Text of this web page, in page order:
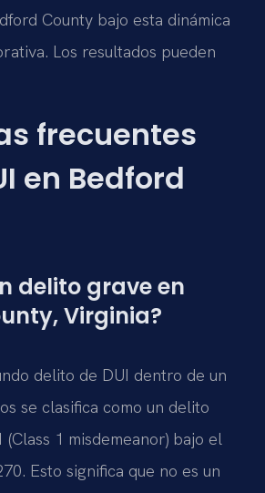
County bajo esta dinámica
Los resultados pueden
frecuentes
en Bedford
delito grave en
Virginia?
delito de DUI dentro de un
se clasifica como un delito
1 misdemeanor) bajo el
Esto significa que no es un